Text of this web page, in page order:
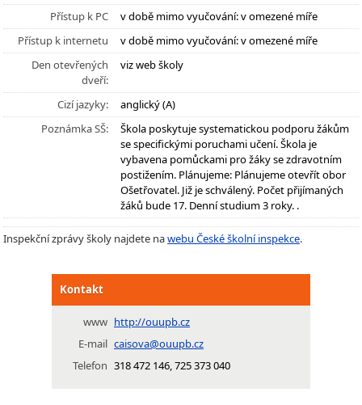
Přístup k PC
v době mimo vyučování: v omezené míře
Přístup k internetu
v době mimo vyučování: v omezené míře
Den otevřených
dveří:
viz web školy
Cizí jazyky:
anglický (A)
Poznámka SŠ:
Škola poskytuje systematickou podporu žákům
se specifickými poruchami učení. Škola je
vybavena pomůckami pro žáky se zdravotním
postižením. Plánujeme: Plánujeme otevřít obor
Ošetřovatel. Již je schválený. Počet přijímaných
žáků bude 17. Denní studium 3 roky. .
Inspekční zprávy školy najdete nawebu České školní inspekce.
Kontakt
www http://ouupb.cz
E-mail caisova@ouupb.cz
Telefon 318 472 146, 725 373 040